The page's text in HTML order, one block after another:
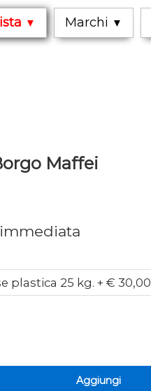
▼ Marchi ▼
Maffei
plastica 25 kg. + € 30,00
Aggiungi